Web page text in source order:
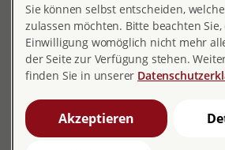
Räumlichkeiten
Sie können selbst entscheiden,
zulassen möchten. Bitte beachten
Einwilligung womöglich nicht mehr
der Seite zur Verfügung stehen.
finden Sie in unserer
Akzeptieren